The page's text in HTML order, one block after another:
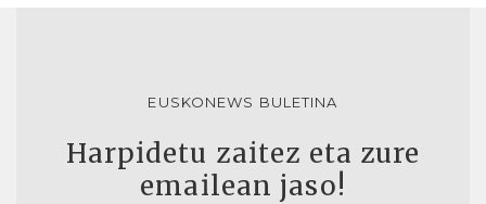
EUSKONEWS BULETINA
Harpidetu zaitez eta zure
emailean jaso!